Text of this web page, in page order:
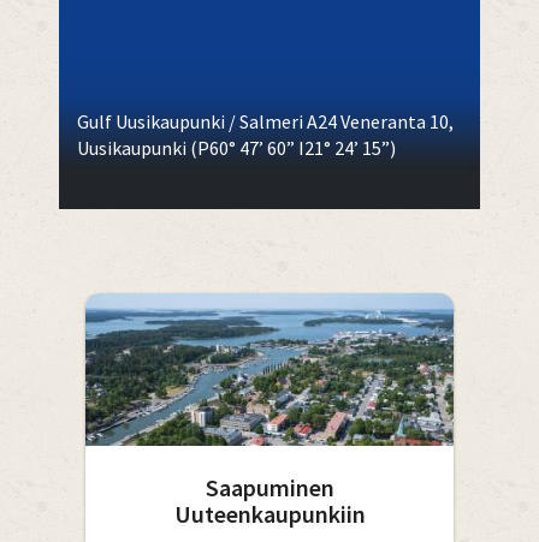
Gulf Uusikaupunki / Salmeri A24 Veneranta 10,
Uusikaupunki (P60° 47’ 60” I21° 24’ 15”)
Saapuminen
Uuteenkaupunkiin